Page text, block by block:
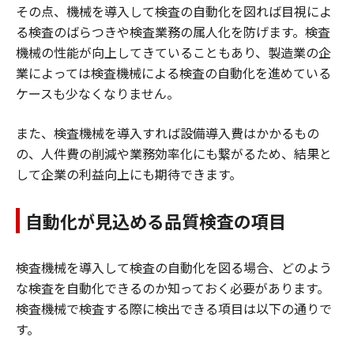
その点、機械を導入して検査の自動化を図れば目視によ
る検査のばらつきや検査業務の属人化を防げます。検査
機械の性能が向上してきていることもあり、製造業の企
業によっては検査機械による検査の自動化を進めている
ケースも少なくなりません。
また、検査機械を導入すれば設備導入費はかかるもの
の、人件費の削減や業務効率化にも繋がるため、結果と
して企業の利益向上にも期待できます。
自動化が見込める品質検査の項目
検査機械を導入して検査の自動化を図る場合、どのよう
な検査を自動化できるのか知っておく必要があります。
検査機械で検査する際に検出できる項目は以下の通りで
す。